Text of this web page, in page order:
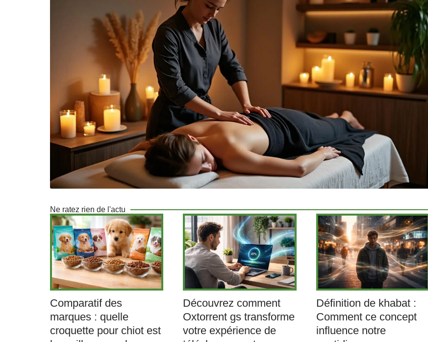
Ne ratez rien de l'actu
Comparatif des
marques : quelle
croquette pour chiot est
Découvrez comment
Oxtorrent gs transforme
votre expérience de
Définition de khabat :
Comment ce concept
influence notre